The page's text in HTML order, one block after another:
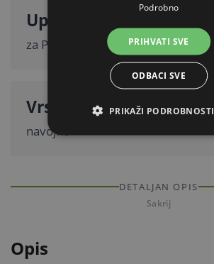
Upotreba
za PET boce
Vrsta pričvršćivanja
navojno
DETALJAN OPIS
Sakrij
Opis
Podrobno
PRIHVATI SVE
ODBACI SVE
PRIKAŽI PODROBNOSTI